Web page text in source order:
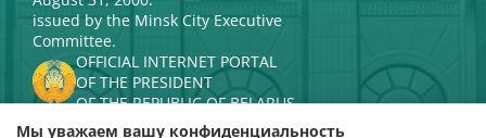
issued by the Minsk City Executive
Committee.
OFFICIAL INTERNET PORTAL
OF THE PRESIDENT
OF THE REPUBLIC OF BELARUS
MINISTRY OF CULTURE OF THE
Мы уважаем вашу конфиденциальность